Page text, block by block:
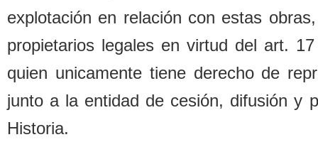
explotación en relación con estas ob
propietarios legales en virtud del art.
quien unicamente tiene derecho de
junto a la entidad de cesión, difusión y
Historia.